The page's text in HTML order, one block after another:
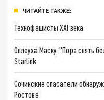
ЧИТАЙТЕ ТАКЖЕ:
Технофашисты XXI века
Оплеуха Маску. "Пора снять
Starlink
Сочинские спасатели
Ростова